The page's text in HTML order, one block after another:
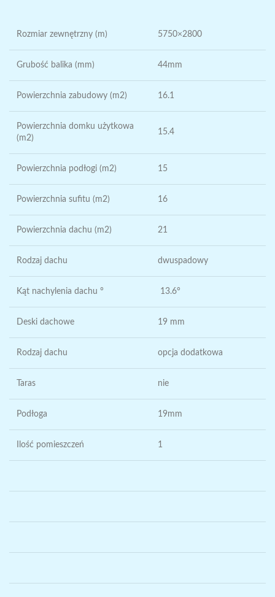
Rozmiar zewnętrzny (m) 5750×2800
Grubość balika (mm) 44mm
Powierzchnia zabudowy (m2) 16.1
Powierzchnia domku użytkowa
(m2)
15.4
Powierzchnia podłogi (m2) 15
Powierzchnia sufitu (m2) 16
Powierzchnia dachu (m2) 21
Rodzaj dachu dwuspadowy
Kąt nachylenia dachu ° 13.6°
Deski dachowe 19 mm
Rodzaj dachu opcja dodatkowa
Taras nie
Podłoga 19mm
Ilość pomieszczeń 1